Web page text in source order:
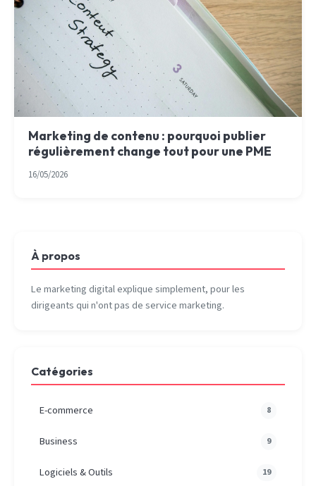
Marketing de contenu : pourquoi publier
régulièrement change tout pour une PME
16/05/2026
À propos
Le marketing digital explique simplement, pour les
dirigeants qui n'ont pas de service marketing.
Catégories
E-commerce 8
Business 9
Logiciels & Outils 19